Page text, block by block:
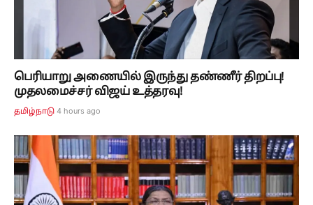
பெரியாறு அணையில் இருந்து தண்ணீர் திறப்பு!
முதலமைச்சர் விஜய் உத்தரவு!
தமிழ்நாடு 4 hours ago